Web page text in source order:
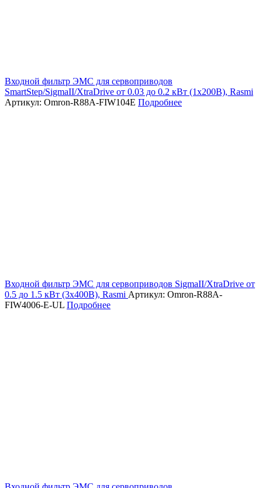
Входной фильтр ЭМС для сервоприводов
SmartStep/SigmaII/XtraDrive от 0.03 до 0.2 кВт (1х200В), Rasmi
Артикул: Omron-R88A-FIW104E Подробнее
Входной фильтр ЭМС для сервоприводов SigmaII/XtraDrive от
0.5 до 1.5 кВт (3х400В), Rasmi Артикул: Omron-R88A-
FIW4006-E-UL Подробнее